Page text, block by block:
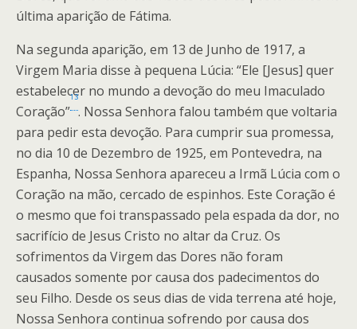
última aparição de Fátima.
Na segunda aparição, em 13 de Junho de 1917, a
Virgem Maria disse à pequena Lúcia: “Ele [Jesus] quer
estabelecer no mundo a devoção do meu Imaculado
Coração”
13
. Nossa Senhora falou também que voltaria
para pedir esta devoção. Para cumprir sua promessa,
no dia 10 de Dezembro de 1925, em Pontevedra, na
Espanha, Nossa Senhora apareceu a Irmã Lúcia com o
Coração na mão, cercado de espinhos. Este Coração é
o mesmo que foi transpassado pela espada da dor, no
sacrifício de Jesus Cristo no altar da Cruz. Os
sofrimentos da Virgem das Dores não foram
causados somente por causa dos padecimentos do
seu Filho. Desde os seus dias de vida terrena até hoje,
Nossa Senhora continua sofrendo por causa dos